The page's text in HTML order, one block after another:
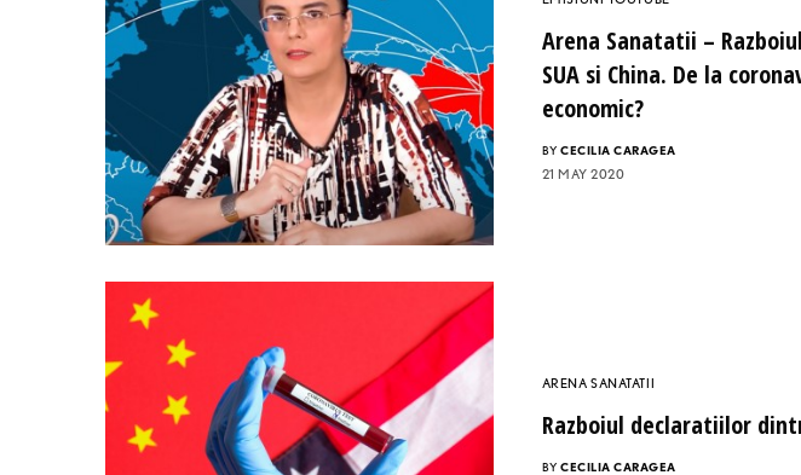
Arena Sanatatii –
SUA si China. De la
economic?
BY CECILIA CARAGEA
21 MAY 2020
ARENA SANATATII
Razboiul declaratiilor
BY CECILIA CARAGEA